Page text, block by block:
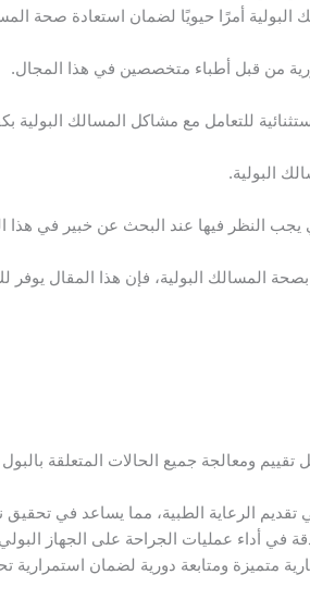
البولية أمرًا حيويًا لضمان استعادة صحة
من قبل أطباء متخصصين في هذا المجال.
للتعامل مع مشاكل المسالك البولية
البولية.
يجب النظر فيها عند البحث عن خبير في هذا
المسالك البولية، فإن هذا المقال
ومعالجة جميع الحالات المتعلقة بالبول
الرعاية الطبية، مما يساعد في
في أداء عمليات الجراحة على الجهاز
متميزة ومتابعة دورية لضمان